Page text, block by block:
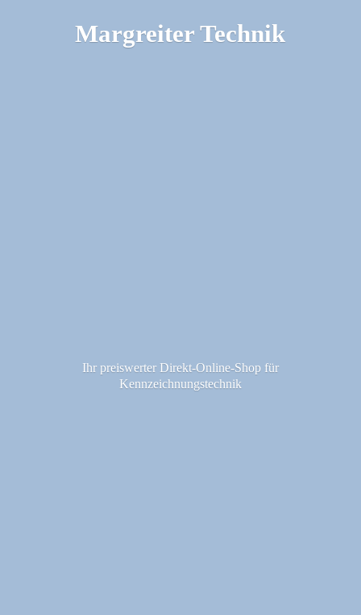
Margreiter Technik
Ihr preiswerter Direkt-Online-Shop für
Kennzeichnungstechnik